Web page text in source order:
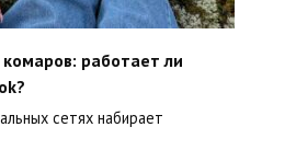
работает ли
сетях набирает